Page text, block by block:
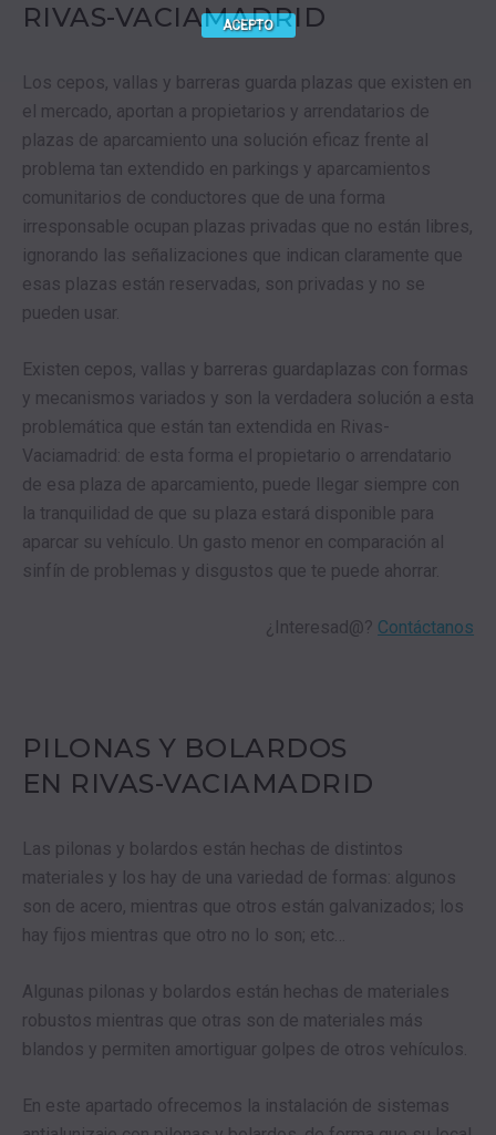
RIVAS-VACIAMADRID
Los cepos, vallas y barreras guarda plazas que existen en
el mercado, aportan a propietarios y arrendatarios de
plazas de aparcamiento una solución eficaz frente al
problema tan extendido en parkings y aparcamientos
comunitarios de conductores que de una forma
irresponsable ocupan plazas privadas que no están libres,
ignorando las señalizaciones que indican claramente que
esas plazas están reservadas, son privadas y no se
pueden usar.
Existen cepos, vallas y barreras guardaplazas con formas
y mecanismos variados y son la verdadera solución a esta
problemática que están tan extendida en Rivas-
Vaciamadrid: de esta forma el propietario o arrendatario
de esa plaza de aparcamiento, puede llegar siempre con
la tranquilidad de que su plaza estará disponible para
aparcar su vehículo. Un gasto menor en comparación al
sinfín de problemas y disgustos que te puede ahorrar.
¿Interesad@? Contáctanos
PILONAS Y BOLARDOS
EN RIVAS-VACIAMADRID
Las pilonas y bolardos están hechas de distintos
materiales y los hay de una variedad de formas: algunos
son de acero, mientras que otros están galvanizados; los
hay fijos mientras que otro no lo son; etc…
Algunas pilonas y bolardos están hechas de materiales
robustos mientras que otras son de materiales más
blandos y permiten amortiguar golpes de otros vehículos.
En este apartado ofrecemos la instalación de sistemas
ACEPTO